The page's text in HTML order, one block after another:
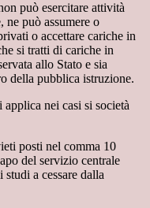
può esercitare attività
ne può assumere o
o accettare cariche in
si tratti di cariche in
allo Stato e sia
della pubblica istruzione.
nei casi si società
posti nel comma 10
del servizio centrale
a cessare dalla